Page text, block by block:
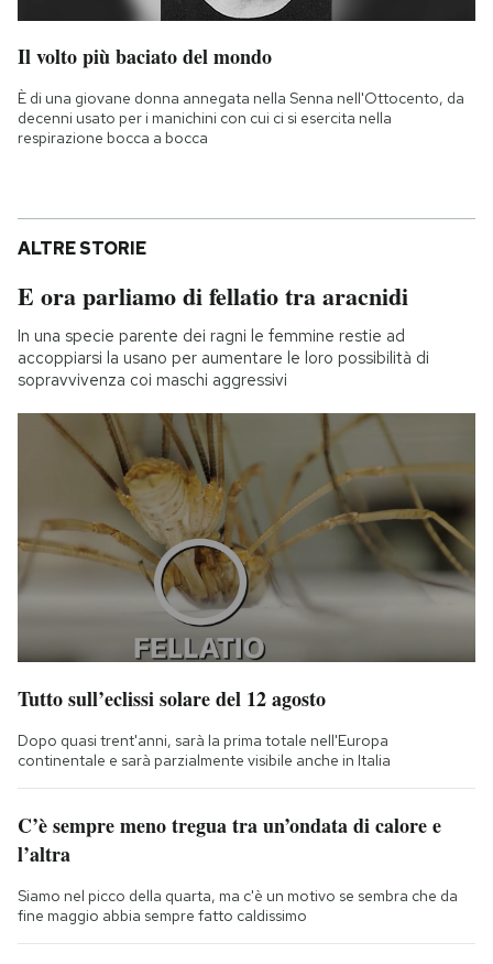
Il volto più baciato del mondo
È di una giovane donna annegata nella Senna nell'Ottocento, da
decenni usato per i manichini con cui ci si esercita nella
respirazione bocca a bocca
ALTRE STORIE
E ora parliamo di fellatio tra aracnidi
In una specie parente dei ragni le femmine restie ad
accoppiarsi la usano per aumentare le loro possibilità di
sopravvivenza coi maschi aggressivi
Tutto sull’eclissi solare del 12 agosto
Dopo quasi trent'anni, sarà la prima totale nell'Europa
continentale e sarà parzialmente visibile anche in Italia
C’è sempre meno tregua tra un’ondata di calore e
l’altra
Siamo nel picco della quarta, ma c'è un motivo se sembra che da
fine maggio abbia sempre fatto caldissimo